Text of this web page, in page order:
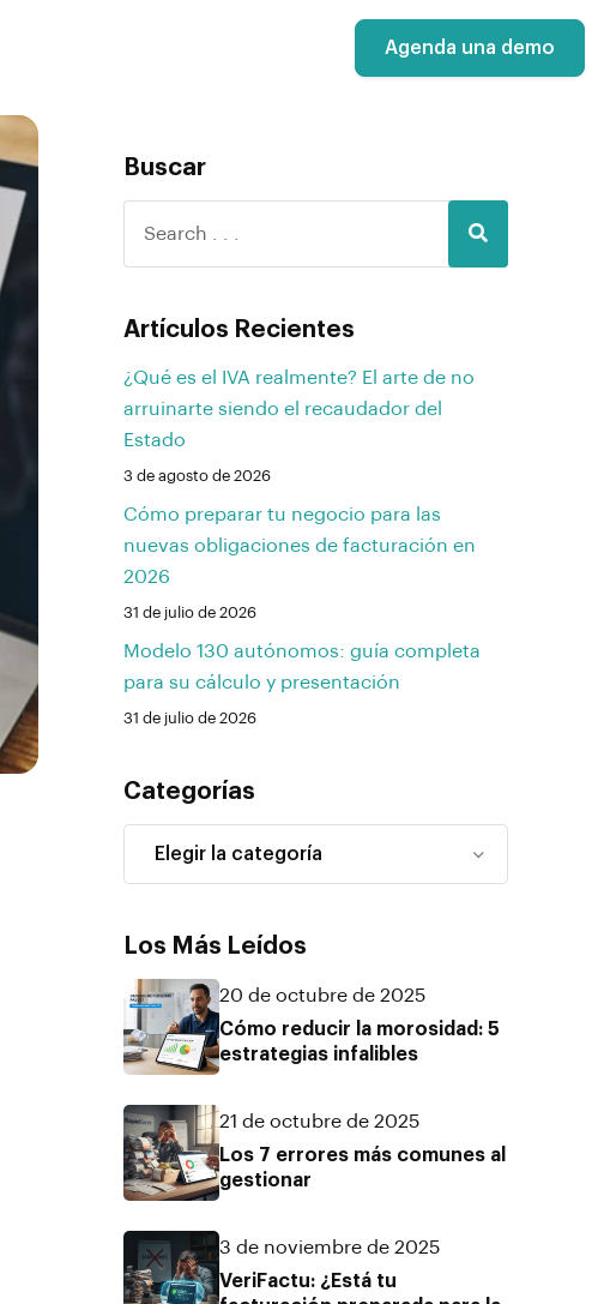
Agenda una demo
Buscar
Artículos Recientes
¿Qué es el IVA realmente? El arte de no
arruinarte siendo el recaudador del
Estado
3 de agosto de 2026
Cómo preparar tu negocio para las
nuevas obligaciones de facturación en
2026
31 de julio de 2026
Modelo 130 autónomos: guía completa
para su cálculo y presentación
31 de julio de 2026
Categorías
Los Más Leídos
20 de octubre de 2025
Cómo reducir la morosidad: 5
estrategias infalibles
21 de octubre de 2025
Los 7 errores más comunes al
gestionar
3 de noviembre de 2025
VeriFactu: ¿Está tu